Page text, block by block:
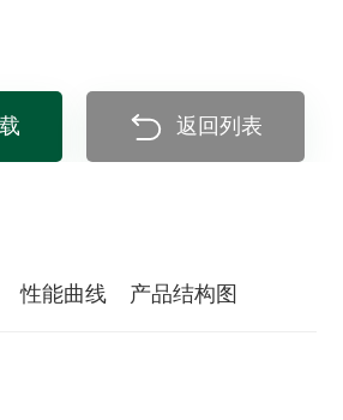
返回列表
性能曲线 产品结构图